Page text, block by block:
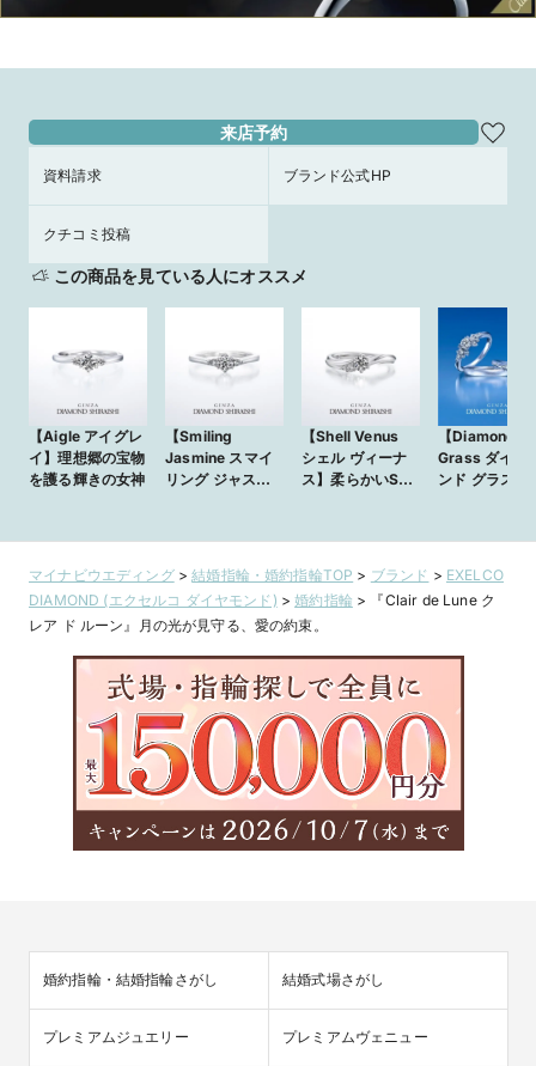
来店予約
資料請求 ブランド公式HP
クチコミ投稿
この商品を見ている人にオススメ
【Aigle アイグレ
イ】理想郷の宝物
を護る輝きの女神
【Smiling
Jasmine スマイ
リング ジャスミ
を、花々に重ねた
エンゲージリング
シリーズ
【Shell Venus
シェル ヴィーナ
ス】柔らかいS字
を表現
【Diamond
Grass ダイヤ
ンド グラス】
マイナビウエディング>結婚指輪・婚約指輪TOP > ブランド > EXELCO
DIAMOND (エクセルコ ダイヤモンド) >婚約指輪 >
『Clair de Lune ク
レア ド ルーン』月の光が見守る、愛の約束。
婚約指輪・結婚指輪さがし 結婚式場さがし
プレミアムジュエリー プレミアムヴェニュー